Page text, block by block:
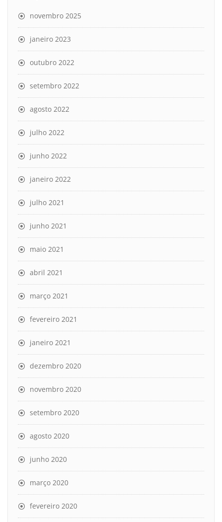
novembro 2025
janeiro 2023
outubro 2022
setembro 2022
agosto 2022
julho 2022
junho 2022
janeiro 2022
julho 2021
junho 2021
maio 2021
abril 2021
março 2021
fevereiro 2021
janeiro 2021
dezembro 2020
novembro 2020
setembro 2020
agosto 2020
junho 2020
março 2020
fevereiro 2020